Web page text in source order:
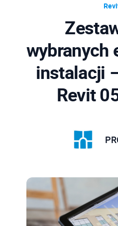
wybranych
instalacji
Revit